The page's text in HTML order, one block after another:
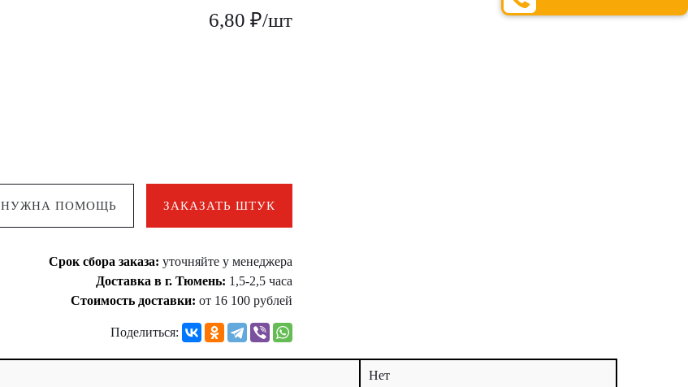
6,80 ₽/шт
ЗАКАЗАТЬ ШТУК
НУЖНА ПОМОЩЬ
Срок сбора заказа: уточняйте у менеджера
Доставка в г. Тюмень: 1,5-2,5 часа
Стоимость доставки: от 16 100 рублей
Поделиться:
Нет